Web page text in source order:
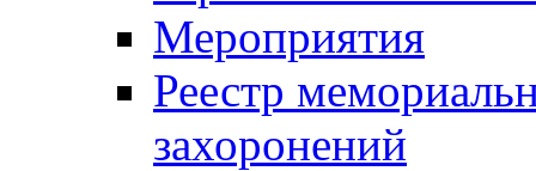
Мероприятия
Реестр
захоронений